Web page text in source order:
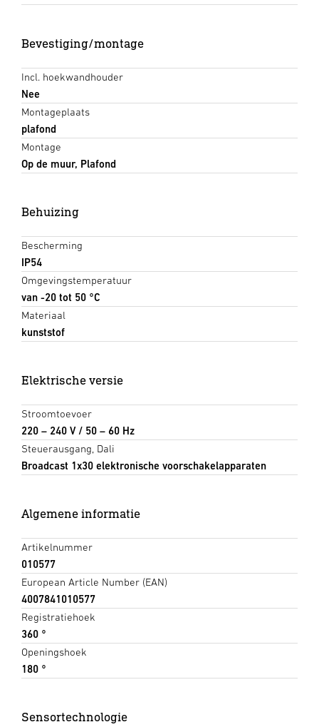
Bevestiging/montage
Incl. hoekwandhouder
Nee
Montageplaats
plafond
Montage
Op de muur, Plafond
Behuizing
Bescherming
IP54
Omgevingstemperatuur
van -20 tot 50 °C
Materiaal
kunststof
Elektrische versie
Stroomtoevoer
220 – 240 V / 50 – 60 Hz
Steuerausgang, Dali
Broadcast 1x30 elektronische voorschakelapparaten
Algemene informatie
Artikelnummer
010577
European Article Number (EAN)
4007841010577
Registratiehoek
360 °
Openingshoek
180 °
Sensortechnologie